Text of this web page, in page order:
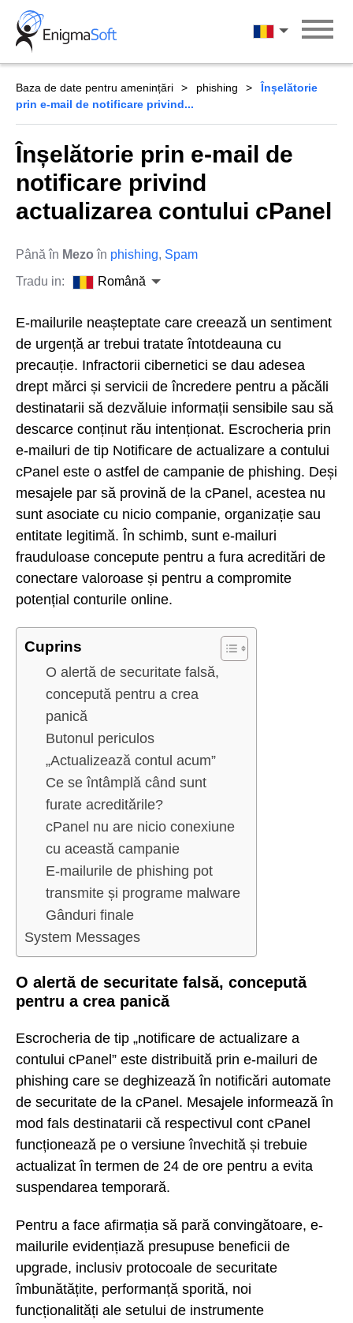
Skip
content
Română
Baza de date pentru amenințări phishing
Înșelătorie
prin e-mail de notificare privind...
Înșelătorie prin e-mail de
notificare privind
actualizarea contului cPanel
Până în Mezo în phishing, Spam
Tradu in:
Română
E-mailurile neașteptate care creează un sentiment
de urgență ar trebui tratate întotdeauna cu
precauție. Infractorii cibernetici se dau adesea
drept mărci și servicii de încredere pentru a păcăli
destinatarii să dezvăluie informații sensibile sau să
descarce conținut rău intenționat. Escrocheria prin
e-mailuri de tip Notificare de actualizare a contului
cPanel este o astfel de campanie de phishing. Deși
mesajele par să provină de la cPanel, acestea nu
sunt asociate cu nicio companie, organizație sau
entitate legitimă. În schimb, sunt e-mailuri
frauduloase concepute pentru a fura acreditări de
conectare valoroase și pentru a compromite
potențial conturile online.
Cuprins
O alertă de securitate falsă,
concepută pentru a crea
panică
Butonul periculos
„Actualizează contul acum”
Ce se întâmplă când sunt
furate acreditările?
cPanel nu are nicio conexiune
cu această campanie
E-mailurile de phishing pot
transmite și programe malware
Gânduri finale
System Messages
O alertă de securitate falsă, concepută
pentru a crea panică
Escrocheria de tip „notificare de actualizare a
contului cPanel” este distribuită prin e-mailuri de
phishing care se deghizează în notificări automate
de securitate de la cPanel. Mesajele informează în
mod fals destinatarii că respectivul cont cPanel
funcționează pe o versiune învechită și trebuie
actualizat în termen de 24 de ore pentru a evita
suspendarea temporară.
Pentru a face afirmația să pară convingătoare, e-
mailurile evidențiază presupuse beneficii de
upgrade, inclusiv protocoale de securitate
îmbunătățite, performanță sporită, noi
funcționalități ale setului de instrumente